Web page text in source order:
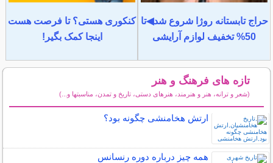
حراج تابستانه روژا شروع شد◀تا
50% تخفیف لوازم آرایشی
کنکوری هستی؟ تا فرصت هست
اینجا کمک بگیر!
تازه های فرهنگ و هنر
(شعر و ترانه، هنر و هنرمند، هنرهای دستی، تاریخ و تمدن، مناسبتها و...)
ارتش هخامنشی چگونه بود؟
همه چیز درباره دوره رنسانس